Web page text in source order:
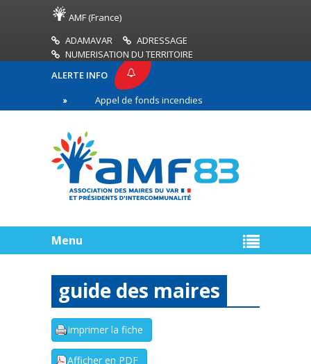
AMF (France)
ADAMAVAR
ADRESSAGE
NUMERISATION DU TERRITOIRE
ALERTE INFO
Appel de fonds incendies de forêt
ligne
Menu
guide des maires